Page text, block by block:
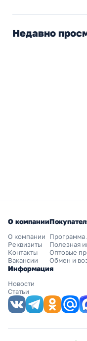
Недавно
О компании
О компании
Реквизиты
Контакты
Вакансии
Программа
Полезная
Оптовые
Обмен и
Информация
Новости
Статьи